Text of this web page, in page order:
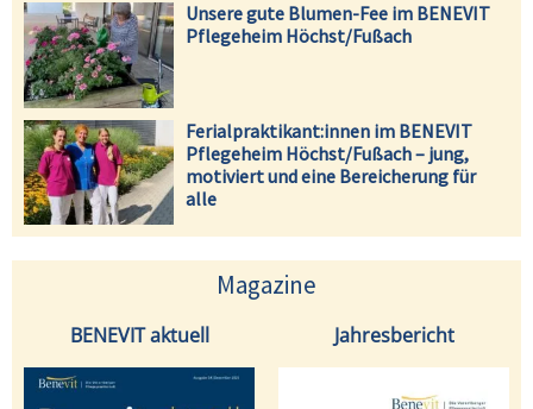
Unsere gute Blumen-Fee im BENEVIT
Pflegeheim Höchst/Fußach
Ferialpraktikant:innen im BENEVIT
Pflegeheim Höchst/Fußach – jung,
motiviert und eine Bereicherung für
alle
Magazine
BENEVIT aktuell Jahresbericht